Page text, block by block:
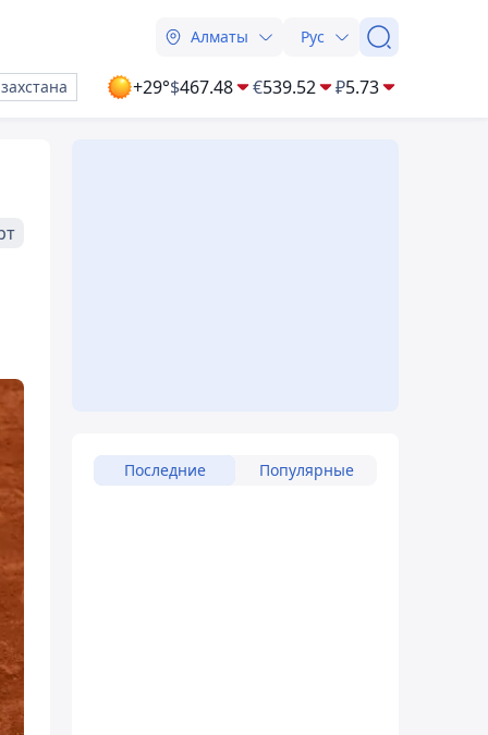
Алматы Рус
+29°$467.48 €539.52 ₽5.73
Последние Популярные